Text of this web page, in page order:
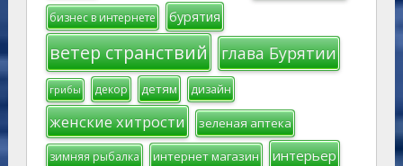
бизнес в интернете бурятия
ветер странствий глава Бурятии
грибы декор детям дизайн
женские хитрости зеленая аптека
зимняя рыбалка интернет магазин интерьер